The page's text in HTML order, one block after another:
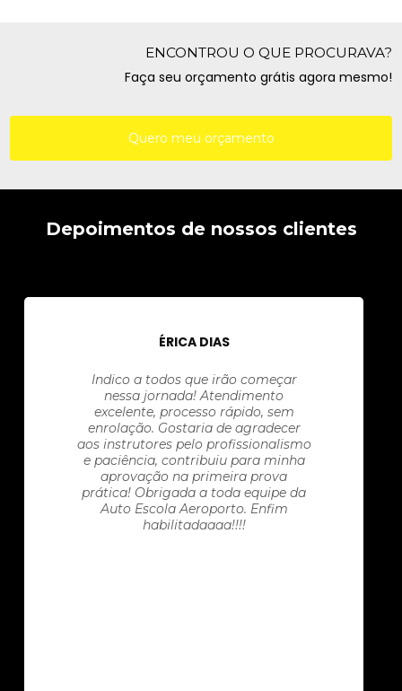
ENCONTROU O QUE PROCURAVA?
Faça seu orçamento grátis agora mesmo!
Quero meu orçamento
Depoimentos de nossos clientes
ÉRICA DIAS
Indico a todos que irão começar
nessa jornada! Atendimento
excelente, processo rápido, sem
enrolação. Gostaria de agradecer
aos instrutores pelo profissionalismo
e paciência, contribuiu para minha
aprovação na primeira prova
prática! Obrigada a toda equipe da
Auto Escola Aeroporto. Enfim
habilitadaaaa!!!!